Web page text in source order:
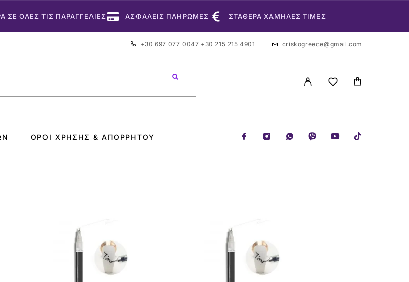
ΣΕ ΟΛΕΣ ΤΙΣ ΠΑΡΑΓΓΕΛΙΕΣ ΑΣΦΑΛΕΙΣ ΠΛΗΡΩΜΕΣ ΣΤΑΘΕΡΑ ΧΑΜΗΛΕΣ ΤΙΜΕΣ
+30 697 077 0047 +30 215 215 4901 criskogreece@gmail.com
ΌΡΟΙ ΧΡΉΣΗΣ & ΑΠΟΡΡΉΤΟΥ